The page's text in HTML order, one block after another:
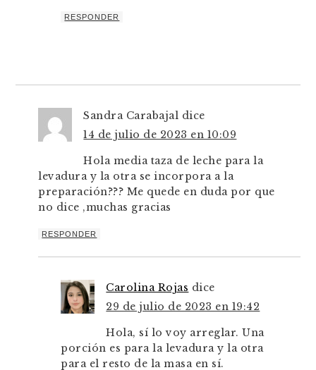
RESPONDER
Sandra Carabajal dice
14 de julio de 2023 en 10:09
Hola media taza de leche para la
levadura y la otra se incorpora a la
preparación??? Me quede en duda por que
no dice ,muchas gracias
RESPONDER
Carolina Rojas dice
29 de julio de 2023 en 19:42
Hola, sí lo voy arreglar. Una
porción es para la levadura y la otra
para el resto de la masa en sí.